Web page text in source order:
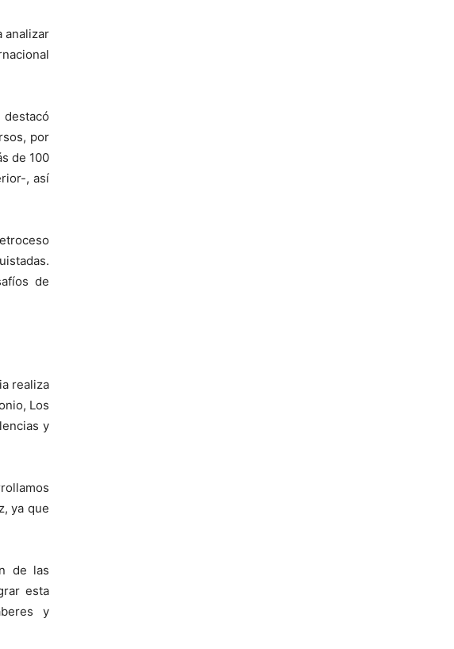
analizar
destacó
por
de 100
, así
de
realiza
Los
y
ya que
de las
esta
y